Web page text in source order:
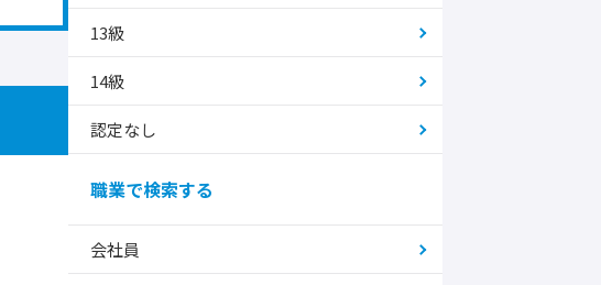
13級
14級
認定なし
職業で検索する
会社員